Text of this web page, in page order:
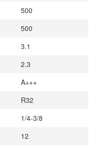
500
500
3.1
2.3
A+++
R32
1/4-3/8
12